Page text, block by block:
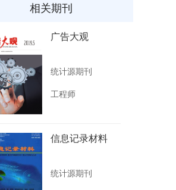
相关期刊
广告大观
统计源期刊
工程师
信息记录材料
统计源期刊